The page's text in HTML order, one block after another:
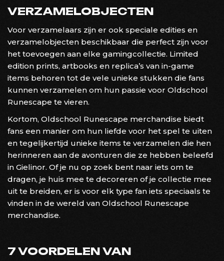
VERZAMELOBJECTEN
Voor verzamelaars zijn er ook speciale edities en
verzamelobjecten beschikbaar die perfect zijn voor
het toevoegen aan elke gamingcollectie. Limited
edition prints, artbooks en replica’s van in-game
items behoren tot de vele unieke stukken die fans
kunnen verzamelen om hun passie voor Oldschool
Runescape te vieren.
Kortom, Oldschool Runescape merchandise biedt
fans een manier om hun liefde voor het spel te uiten
en tegelijkertijd unieke items te verzamelen die hen
herinneren aan de avonturen die ze hebben beleefd
in Gielinor. Of je nu op zoek bent naar iets om te
dragen, je huis mee te decoreren of je collectie mee
uit te breiden, er is voor elk type fan iets speciaals te
vinden in de wereld van Oldschool Runescape
merchandise.
7 VOORDELEN VAN